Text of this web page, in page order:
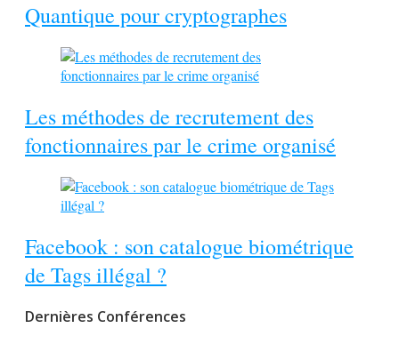
Quantique pour cryptographes
Les méthodes de recrutement des
fonctionnaires par le crime organisé
Facebook : son catalogue biométrique
de Tags illégal ?
Dernières Conférences